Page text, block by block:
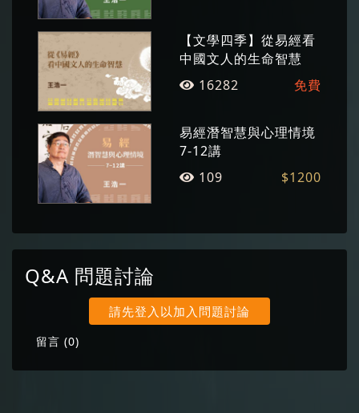
【文學四季】從易經看
中國文人的生命智慧
16282
免費
易經潛智慧與心理情境
7-12講
109
$1200
Q&A 問題討論
請先登入以加入問題討論
留言 (0)